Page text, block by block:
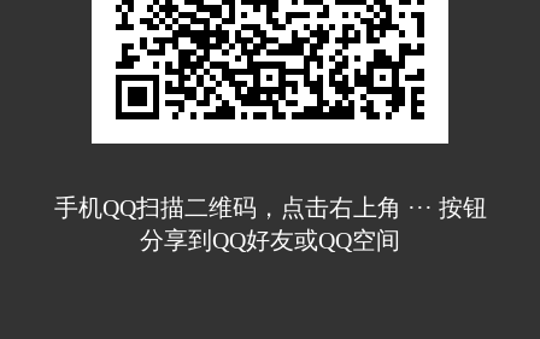
手机QQ扫描二维码，点击右上角 ··· 按钮
分享到QQ好友或QQ空间